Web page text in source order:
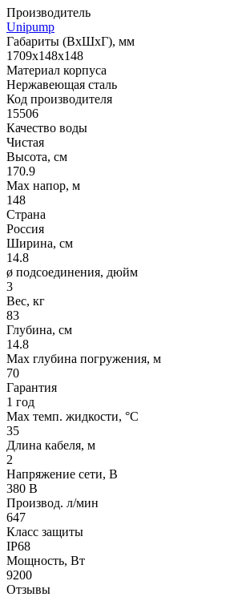
Производитель
Unipump
Габариты (ВхШхГ), мм
1709х148х148
Материал корпуса
Нержавеющая сталь
Код производителя
15506
Качество воды
Чистая
Высота, см
170.9
Max напор, м
148
Страна
Россия
Ширина, см
14.8
ø подсоединения, дюйм
3
Вес, кг
83
Глубина, см
14.8
Max глубина погружения, м
70
Гарантия
1 год
Max темп. жидкости, °С
35
Длина кабеля, м
2
Напряжение сети, В
380 В
Производ. л/мин
647
Класс защиты
IP68
Мощность, Вт
9200
Отзывы